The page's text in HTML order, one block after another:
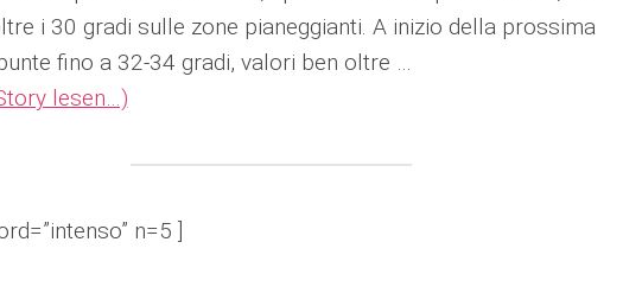
i 30 gradi sulle zone pianeggianti. A inizio della prossima
fino a 32-34 gradi, valori ben oltre …
lesen…)
n=5 ]